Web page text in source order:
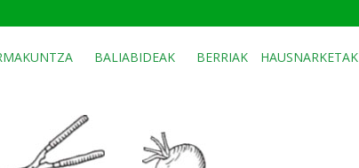
BALIABIDEAK BERRIAK HAUSNARKETAK